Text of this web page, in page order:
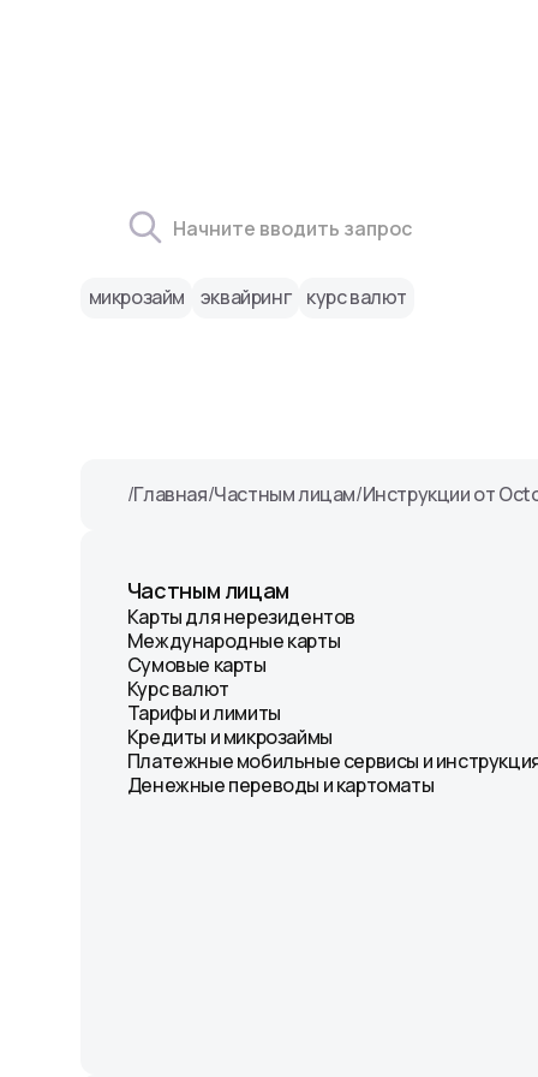
микрозайм эквайринг курс валют
/Главная/Частным лицам/Инструкции от
Частным лицам
Карты для нерезидентов
Международные карты
Сумовые карты
Курс валют
Тарифы и лимиты
Кредиты и микрозаймы
Платежные мобильные сервисы и
Денежные переводы и картоматы